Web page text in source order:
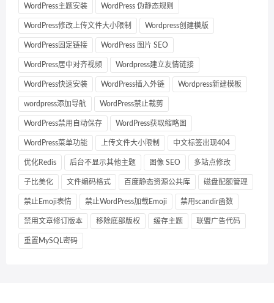
WordPress主题安装 WordPress 伪静态规则
WordPress修改上传文件大小限制 Wordpress创建模版
WordPress固定链接 WordPress 图片 SEO
WordPress居中对齐视频 Wordpress建立友情链接
WordPress快速安装 WordPress插入外链 Wordpress新建模板
wordpress添加导航 WordPress禁止裁剪
WordPress禁用自动保存 WordPress获取缩略图
WordPress菜单功能 上传文件大小限制 中文标签出现404
优化Redis 后台不显示其他主题 图像 SEO 多站点修改
子比美化 文件编码格式 百度静态资源公共库 磁盘配额管理
禁止Emoji表情 禁止WordPress加载Emoji 禁用scandir函数
禁用文章修订版本 移除底部版权 缓存主题 联盟广告代码
重置MySQL密码